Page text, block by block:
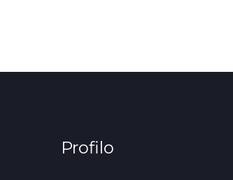
Profilo